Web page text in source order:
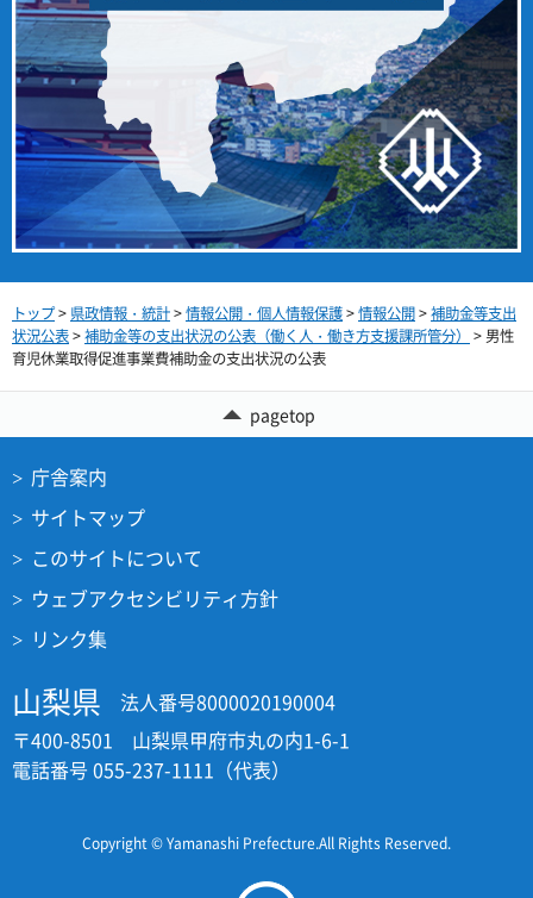
トップ> 県政情報・統計>情報公開・個人情報保護>情報公開>補助金等支出
状況公表>補助金等の支出状況の公表（働く人・働き方支援課所管分）
> 男性
育児休業取得促進事業費補助金の支出状況の公表
pagetop
庁舎案内
サイトマップ
このサイトについて
ウェブアクセシビリティ方針
リンク集
山梨県
法人番号8000020190004
〒400-8501 山梨県甲府市丸の内1-6-1
電話番号 055-237-1111（代表）
Copyright © Yamanashi Prefecture.All Rights Reserved.